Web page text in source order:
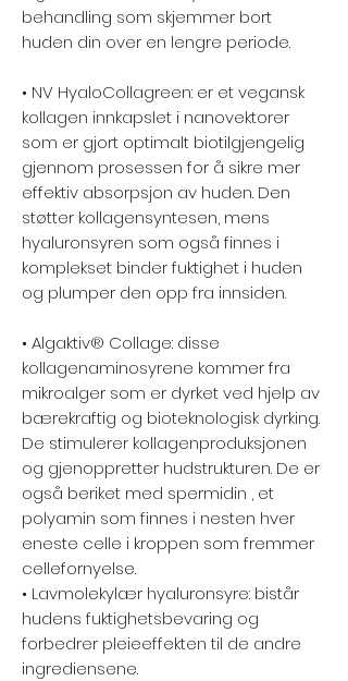
behandling som skjemmer bort
huden din over en lengre periode.⁠
• NV HyaloCollagreen: er et vegansk
kollagen innkapslet i nanovektorer
som er gjort optimalt biotilgjengelig
gjennom prosessen for å sikre mer
effektiv absorpsjon av huden. Den
støtter kollagensyntesen, mens
hyaluronsyren som også finnes i
komplekset binder fuktighet i huden
og plumper den opp fra innsiden.⁠
• Algaktiv® Collage: disse
kollagenaminosyrene kommer fra
mikroalger som er dyrket ved hjelp av
bærekraftig og bioteknologisk dyrking.
De stimulerer kollagenproduksjonen
og gjenoppretter hudstrukturen. De er
også beriket med spermidin , et
polyamin som finnes i nesten hver
eneste celle i kroppen som fremmer
cellefornyelse.⁠
• Lavmolekylær hyaluronsyre: bistår
hudens fuktighetsbevaring og
forbedrer pleieeffekten til de andre
ingrediensene.⁠